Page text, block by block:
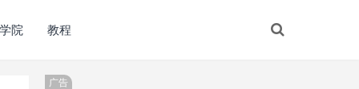
院 教程
广告